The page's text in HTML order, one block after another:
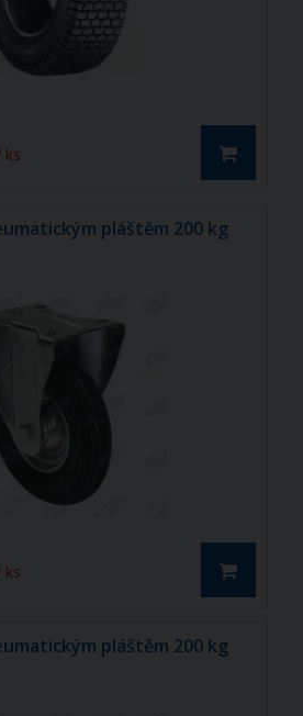
ks
pláštěm 200 kg
ks
pláštěm 200 kg